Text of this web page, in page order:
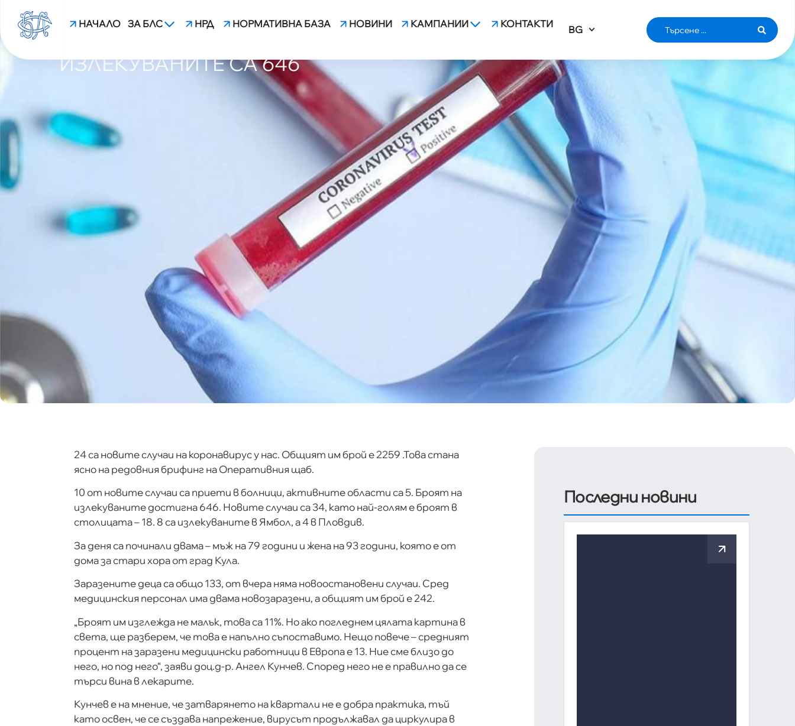
НАЧАЛО ЗА БЛС НРД НОРМАТИВНА БАЗА НОВИНИ КАМПАНИИ КОНТАКТИ BG
ИЗЛЕКУВАНИТЕ СА 646
24 са новите случаи на коронавирус у нас. Общият им брой е 2259 .Това стана
ясно на редовния брифинг на Оперативния щаб.
10 от новите случаи са приети в болници, активните области са 5. Броят на
излекуваните достигна 646. Новите случаи са 34, като най-голям е броят в
столицата – 18. 8 са излекуваните в Ямбол, а 4 в Пловдив.
За деня са починали двама – мъж на 79 години и жена на 93 години, която е от
дома за стари хора от град Кула.
Заразените деца са общо 133, от вчера няма новоостановени случаи. Сред
медицинския персонал има двама новозаразени, а общият им брой е 242.
„Броят им изглежда не малък, това са 11%. Но ако погледнем цялата картина в
света, ще разберем, че това е напълно съпоставимо. Нещо повече – средният
процент на заразени медицински работници в Европа е 13. Ние сме близо до
него, но под него“, заяви доц.д-р. Ангел Кунчев. Според него не е правилно да се
търси вина в лекарите.
Кунчев е на мнение, че затварянето на квартали не е добра практика, тъй
като освен, че се създава напрежение, вирусът продължавал да циркулира в
Последни новини